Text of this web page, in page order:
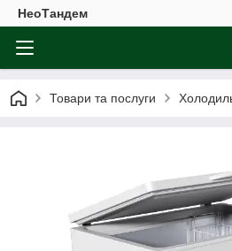
НеоТандем
Товари та послуги